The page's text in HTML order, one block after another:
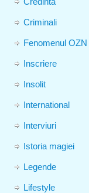
Criminali
Fenomenul OZN
Inscriere
Insolit
International
Interviuri
Istoria magiei
Legende
Lifestyle